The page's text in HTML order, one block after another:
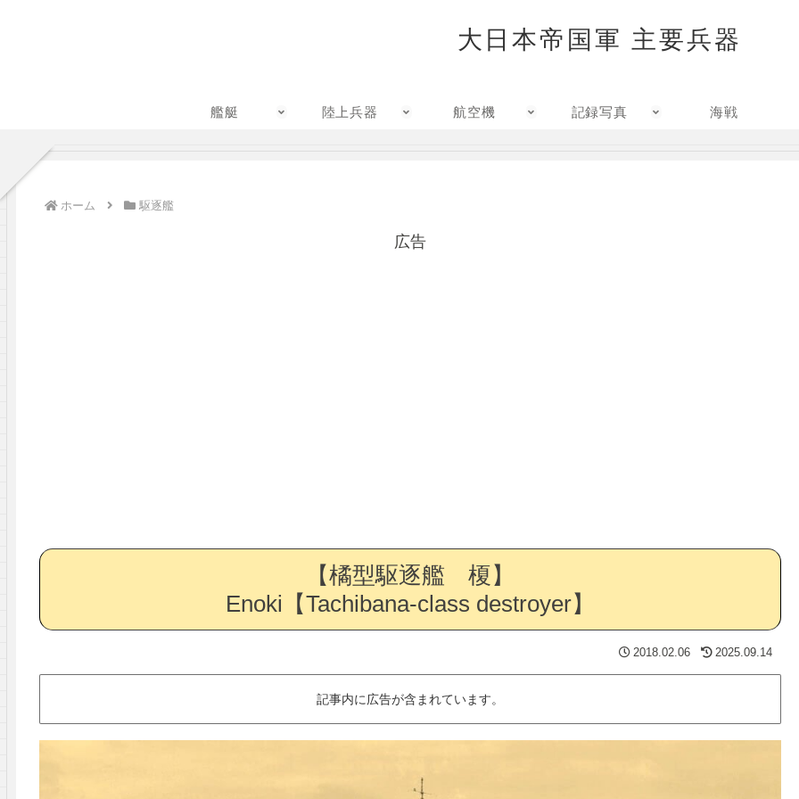
大日本帝国軍 主要兵器
艦艇 陸上兵器 航空機 記録写真 海戦
ホーム 駆逐艦
広告
【橘型駆逐艦 榎】
Enoki【Tachibana-class destroyer】
2018.02.06 2025.09.14
記事内に広告が含まれています。